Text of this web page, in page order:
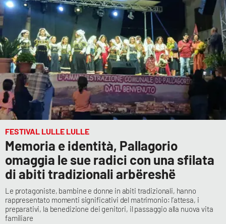
FESTIVAL LULLE LULLE
Memoria e identità, Pallagorio
omaggia le sue radici con una sfilata
di abiti tradizionali arbëreshë
Le protagoniste, bambine e donne in abiti tradizionali, hanno
rappresentato momenti significativi del matrimonio: l’attesa, i
preparativi, la benedizione dei genitori, il passaggio alla nuova vita
familiare